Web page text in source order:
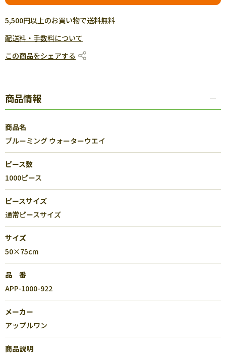
5,500円以上のお買い物で送料無料
配送料・手数料について
この商品をシェアする
商品情報
商品名
ブルーミング ウォーターウエイ
ピース数
1000ピース
ピースサイズ
通常ピースサイズ
サイズ
50×75cm
品 番
APP-1000-922
メーカー
アップルワン
商品説明